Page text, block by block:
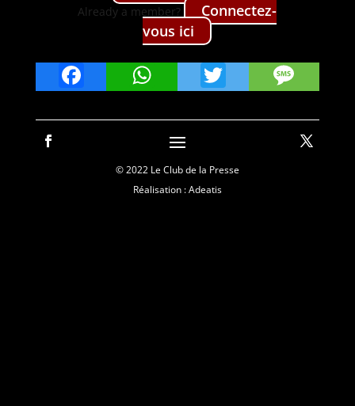
Already a mem­ber?
Con­nectez-
vous ici
FacebookWhatsApp
Twitter
© 2022 Le Club de la Presse
Réalisation : Adeatis